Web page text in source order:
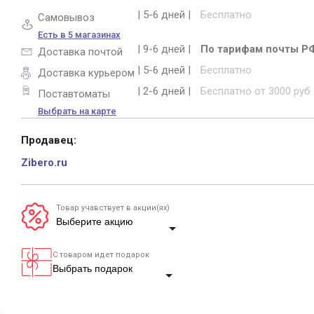
Самовывоз | 5-6 дней | Бесплатно
Есть в 5 магазинах
Доставка почтой | 9-6 дней |
По тарифам почты
Доставка курьером | 5-6 дней |
Бесплатно
Поставтоматы
| 2-6 дней | Бесплатно от 3000 руб
Выбрать на карте
Продавец:
Zibero.ru
Товар учавствует в акции(ях)
С товаром идет подарок